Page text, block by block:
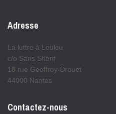
Adresse
La luttre à Leuleu
c/o Sans Shérif
18 rue Geoffroy-Drouet
44000 Nantes
Contactez-nous